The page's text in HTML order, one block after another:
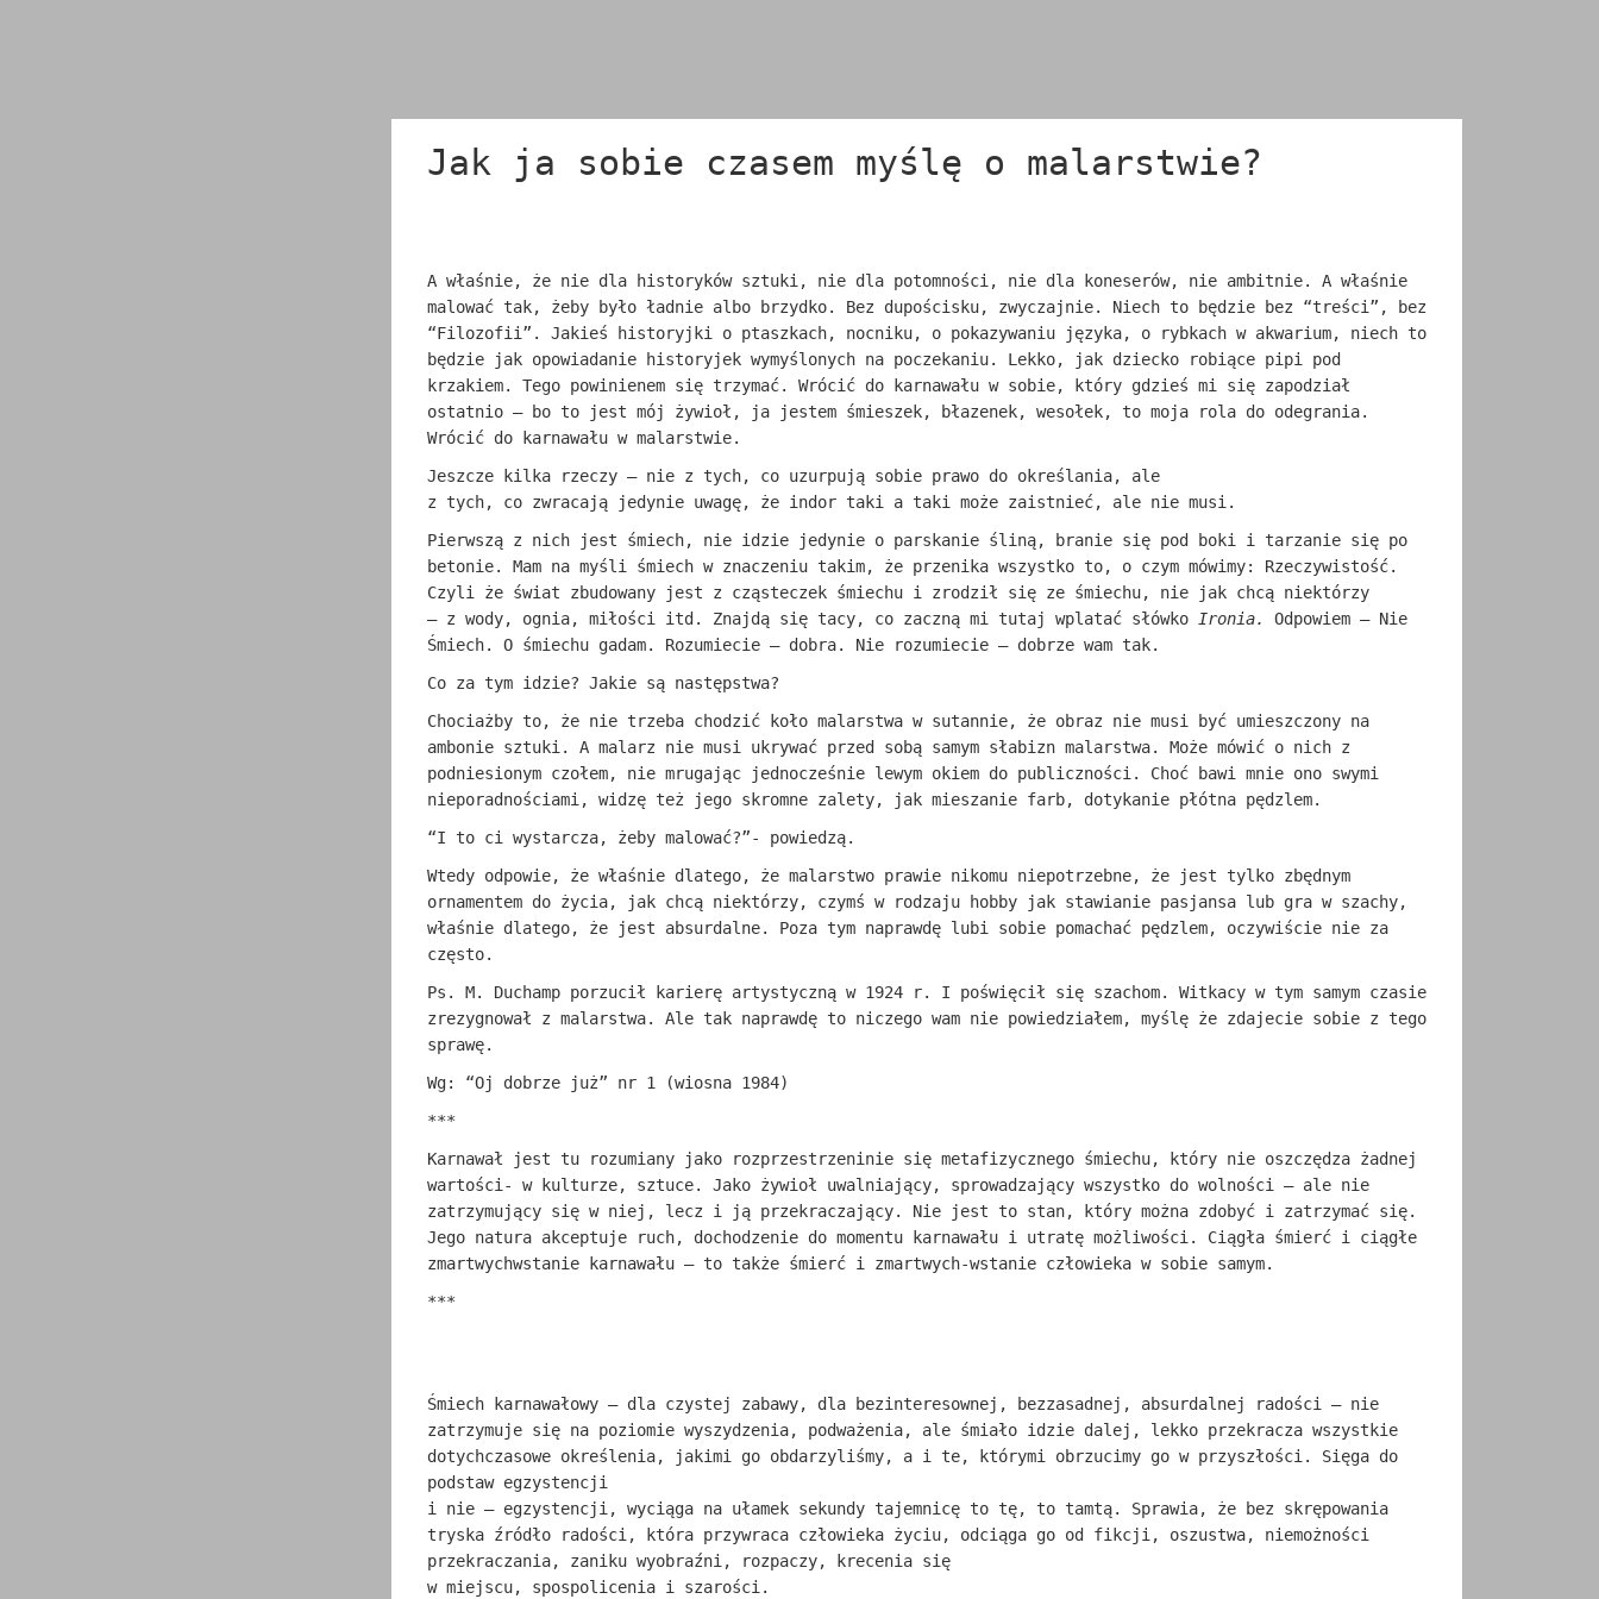
Jak ja sobie czasem myślę o malarstwie?
A właśnie, że nie dla historyków sztuki, nie dla potomności, nie dla koneserów, nie ambitnie. A właśnie
malować tak, żeby było ładnie albo brzydko. Bez dupościsku, zwyczajnie. Niech to będzie bez “treści”, bez
“Filozofii”. Jakieś historyjki o ptaszkach, nocniku, o pokazywaniu języka, o rybkach w akwarium, niech to
będzie jak opowiadanie historyjek wymyślonych na poczekaniu. Lekko, jak dziecko robiące pipi pod
krzakiem. Tego powinienem się trzymać. Wrócić do karnawału w sobie, który gdzieś mi się zapodział
ostatnio – bo to jest mój żywioł, ja jestem śmieszek, błazenek, wesołek, to moja rola do odegrania.
Wrócić do karnawału w malarstwie.
Jeszcze kilka rzeczy – nie z tych, co uzurpują sobie prawo do określania, ale
z tych, co zwracają jedynie uwagę, że indor taki a taki może zaistnieć, ale nie musi.
Pierwszą z nich jest śmiech, nie idzie jedynie o parskanie śliną, branie się pod boki i tarzanie się po
betonie. Mam na myśli śmiech w znaczeniu takim, że przenika wszystko to, o czym mówimy: Rzeczywistość.
Czyli że świat zbudowany jest z cząsteczek śmiechu i zrodził się ze śmiechu, nie jak chcą niektórzy
– z wody, ognia, miłości itd. Znajdą się tacy, co zaczną mi tutaj wplatać słówko
Ironia. Odpowiem – Nie
Śmiech. O śmiechu gadam. Rozumiecie – dobra. Nie rozumiecie – dobrze wam tak.
Co za tym idzie? Jakie są następstwa?
Chociażby to, że nie trzeba chodzić koło malarstwa w sutannie, że obraz nie musi być umieszczony na
ambonie sztuki. A malarz nie musi ukrywać przed sobą samym słabizn malarstwa. Może mówić o nich z
podniesionym czołem, nie mrugając jednocześnie lewym okiem do publiczności. Choć bawi mnie ono swymi
nieporadnościami, widzę też jego skromne zalety, jak mieszanie farb, dotykanie płótna pędzlem.
“I to ci wystarcza, żeby malować?”- powiedzą.
Wtedy odpowie, że właśnie dlatego, że malarstwo prawie nikomu niepotrzebne, że jest tylko zbędnym
ornamentem do życia, jak chcą niektórzy, czymś w rodzaju hobby jak stawianie pasjansa lub gra w szachy,
właśnie dlatego, że jest absurdalne. Poza tym naprawdę lubi sobie pomachać pędzlem, oczywiście nie za
często.
Ps. M. Duchamp porzucił karierę artystyczną w 1924 r. I poświęcił się szachom. Witkacy w tym samym czasie
zrezygnował z malarstwa. Ale tak naprawdę to niczego wam nie powiedziałem, myślę że zdajecie sobie z tego
sprawę.
Wg: “Oj dobrze już” nr 1 (wiosna 1984)
***
Karnawał jest tu rozumiany jako rozprzestrzeninie się metafizycznego śmiechu, który nie oszczędza żadnej
wartości- w kulturze, sztuce. Jako żywioł uwalniający, sprowadzający wszystko do wolności – ale nie
zatrzymujący się w niej, lecz i ją przekraczający. Nie jest to stan, który można zdobyć i zatrzymać się.
Jego natura akceptuje ruch, dochodzenie do momentu karnawału i utratę możliwości. Ciągła śmierć i ciągłe
zmartwychwstanie karnawału – to także śmierć i zmartwych-wstanie człowieka w sobie samym.
***
Śmiech karnawałowy – dla czystej zabawy, dla bezinteresownej, bezzasadnej, absurdalnej radości – nie
zatrzymuje się na poziomie wyszydzenia, podważenia, ale śmiało idzie dalej, lekko przekracza wszystkie
dotychczasowe określenia, jakimi go obdarzyliśmy, a i te, którymi obrzucimy go w przyszłości. Sięga do
podstaw egzystencji
i nie – egzystencji, wyciąga na ułamek sekundy tajemnicę to tę, to tamtą. Sprawia, że bez skrępowania
tryska źródło radości, która przywraca człowieka życiu, odciąga go od fikcji, oszustwa, niemożności
przekraczania, zaniku wyobraźni, rozpaczy, krecenia się
w miejscu, spospolicenia i szarości.